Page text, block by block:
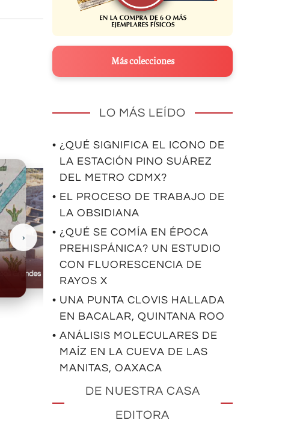
Casas Grandes
›
Más colecciones
LO MÁS LEÍDO
• ¿QUÉ SIGNIFICA EL ICONO DE
LA ESTACIÓN PINO SUÁREZ
DEL METRO CDMX?
• EL PROCESO DE TRABAJO DE
LA OBSIDIANA
• ¿QUÉ SE COMÍA EN ÉPOCA
PREHISPÁNICA? UN ESTUDIO
CON FLUORESCENCIA DE
RAYOS X
• UNA PUNTA CLOVIS HALLADA
EN BACALAR, QUINTANA ROO
• ANÁLISIS MOLECULARES DE
MAÍZ EN LA CUEVA DE LAS
MANITAS, OAXACA
DE NUESTRA CASA
EDITORA